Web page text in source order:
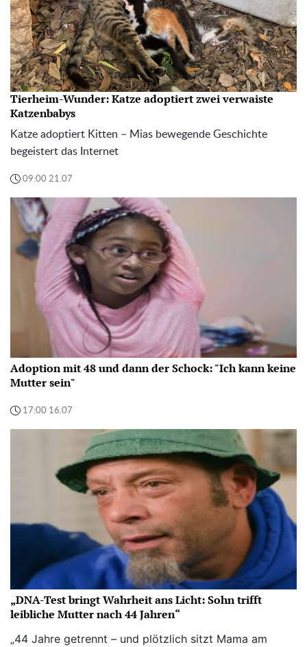
Tierheim-Wunder: Katze adoptiert zwei verwaiste
Katzenbabys
Katze adoptiert Kitten – Mias bewegende Geschichte
begeistert das Internet
09:00 21.07
Adoption mit 48 und dann der Schock: "Ich kann keine
Mutter sein"
17:00 16.07
„DNA-Test bringt Wahrheit ans Licht: Sohn trifft
leibliche Mutter nach 44 Jahren“
„44 Jahre getrennt – und plötzlich sitzt Mama am